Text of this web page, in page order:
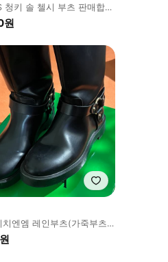
청키 솔 첼시 부츠 판매합니
원
치엔엠 레인부츠(가죽부츠)